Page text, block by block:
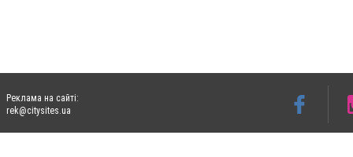
Реклама на сайті:
rek@citysites.ua